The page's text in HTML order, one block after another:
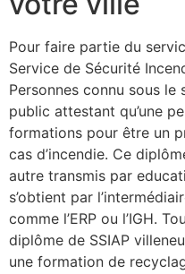
Pour faire partie du
Service de Sécurité
Personnes connu sous le
public attestant qu’une
formations pour être un
cas d’incendie. Ce
autre transmis par
s’obtient par
comme l’ERP ou l’IGH.
diplôme de SSIAP
une formation de